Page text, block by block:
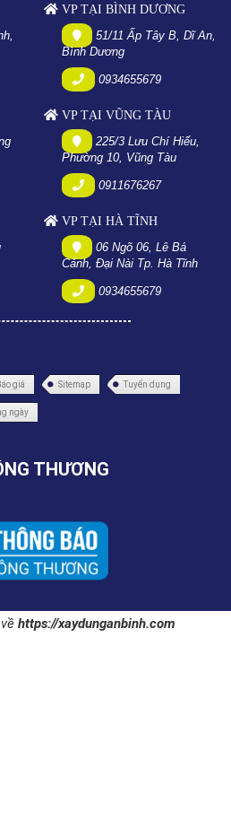
VP TẠI BÌNH DƯƠNG
51/11 Ấp Tây B, Dĩ An,
Bình Dương
0934655679
VP TẠI VŨNG TÀU
225/3 Lưu Chí Hiếu,
Phường 10, Vũng Tàu
0911676267
VP TẠI HÀ TĨNH
06 Ngõ 06, Lê Bá
Cảnh, Đại Nài Tp. Hà Tĩnh
0934655679
giá Sitemap Tuyển dụng
ngày
THƯƠNG
https://xaydunganbinh.com